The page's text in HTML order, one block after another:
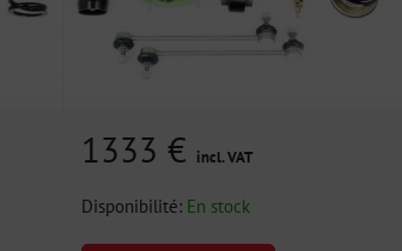
1333 € incl. VAT
Disponibilité: En stock